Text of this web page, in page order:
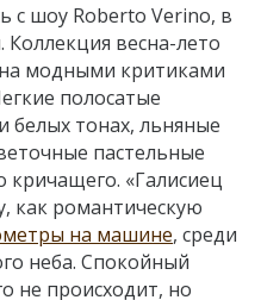
с шоу Roberto Verino, в
весна-лето
модными критиками
полосатые
белых тонах, льняные
пастельные
кричащего. «Галисиец
как романтическую
на машине, среди
неба. Спокойный
не происходит, но